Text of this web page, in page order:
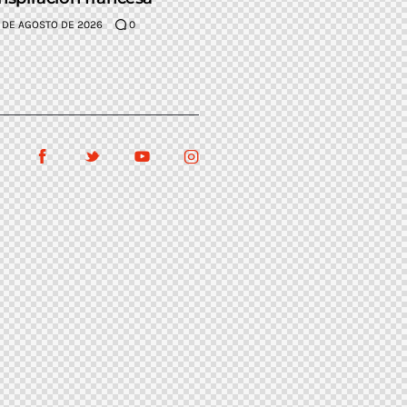
AGOSTO DE 2026 0